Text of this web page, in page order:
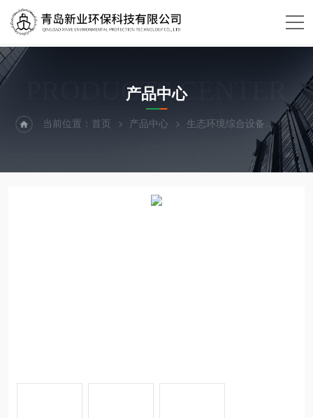
PRODUCTS CENTER
产品中心
当前位置：首页 产品中心 生态环境综合设备 风速仪